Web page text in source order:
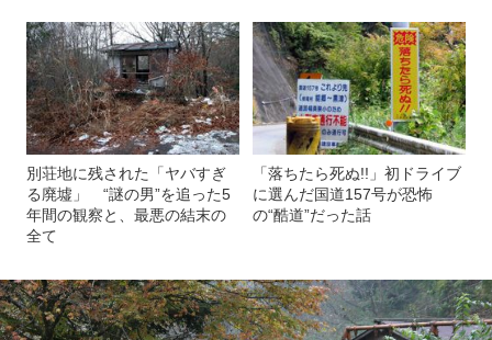
別荘地に残された「ヤバすぎ
る廃墟」 “謎の男”を追った5
年間の観察と、最悪の結末の
全て
「落ちたら死ぬ!!」初ドライブ
に選んだ国道157号が恐怖
の“酷道”だった話